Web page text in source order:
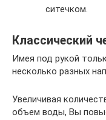
ситечком.
Классический
Имея под рукой
несколько разных
Увеличивая
объем воды, Вы